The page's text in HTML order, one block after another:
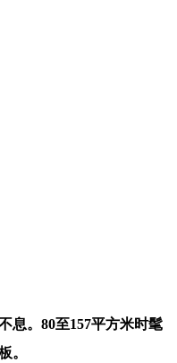
息。80至157平方米时髦
。